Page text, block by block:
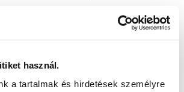
használ.
a tartalmak és hirdetések személyre
HÍRLEVÉL
eseményről sem! Iratkozzon fel ingyenes